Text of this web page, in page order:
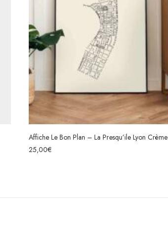
Affiche Le Bon Plan – La Presqu’ile Lyon Crème
25,00€